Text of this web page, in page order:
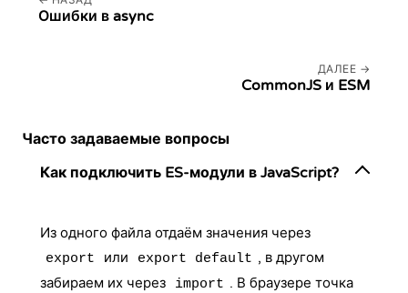
Ошибки в async
ДАЛЕЕ
CommonJS и ESM
Часто задаваемые вопросы
Как подключить ES-модули в JavaScript?
Из одного файла отдаём значения через
export или export default , в другом
забираем их через
import . В браузере точка